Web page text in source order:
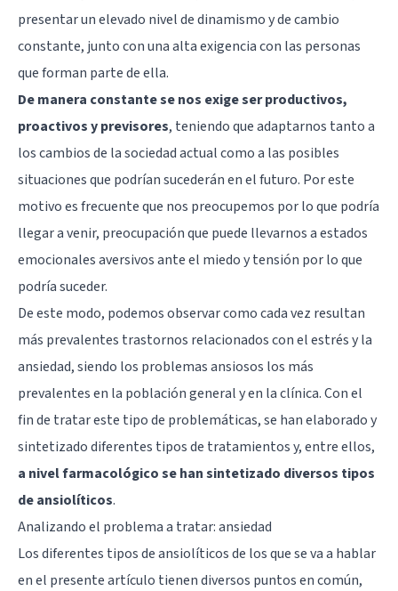
presentar un elevado nivel de dinamismo y de cambio
constante, junto con una alta exigencia con las personas
que forman parte de ella.
De manera constante se nos exige ser productivos,
proactivos y previsores, teniendo que adaptarnos tanto a
los cambios de la sociedad actual como a las posibles
situaciones que podrían sucederán en el futuro. Por este
motivo es frecuente que nos preocupemos por lo que podría
llegar a venir, preocupación que puede llevarnos a estados
emocionales aversivos ante el miedo y tensión por lo que
podría suceder.
De este modo, podemos observar como cada vez resultan
más prevalentes trastornos relacionados conel estrés y la
ansiedad, siendo los problemas ansiosos los más
prevalentes en la población general y en la clínica. Con el
fin de tratar este tipo de problemáticas, se han elaborado y
sintetizado diferentes tipos de tratamientos y, entre ellos,
a nivel farmacológico se han sintetizado diversos tipos
de ansiolíticos.
Analizando el problema a tratar: ansiedad
Los diferentes tipos de ansiolíticos de los que se va a hablar
en el presente artículo tienen diversos puntos en común,